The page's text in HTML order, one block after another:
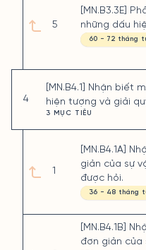
5
[MN.B3.3E]
những dấu
60 - 72 tháng
4
[MN.B4.1] Nhận biết
hiện tượng và giải
3 MỤC TIÊU
1
[MN.B4.1A]
giản của sự
được hỏi.
36 - 48 tháng
[MN.B4.1B]
đơn giản của